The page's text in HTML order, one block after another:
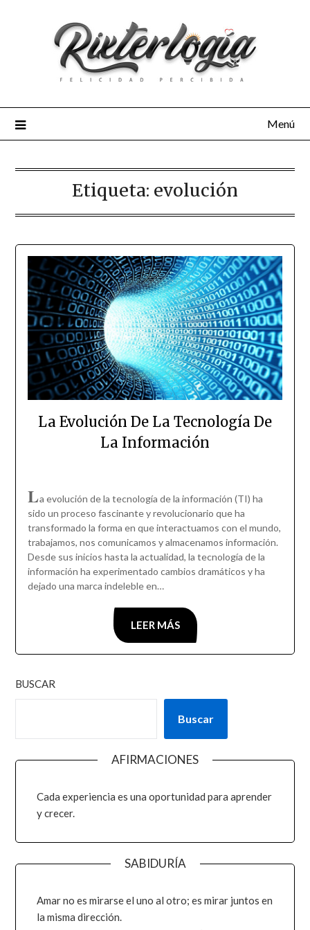
Menú
Etiqueta: evolución
La Evolución De La Tecnología De
La Información
La evolución de la tecnología de la información (TI) ha
sido un proceso fascinante y revolucionario que ha
transformado la forma en que interactuamos con el mundo,
trabajamos, nos comunicamos y almacenamos información.
Desde sus inicios hasta la actualidad, la tecnología de la
información ha experimentado cambios dramáticos y ha
dejado una marca indeleble en…
LEER MÁS
BUSCAR
Buscar
AFIRMACIONES
Cada experiencia es una oportunidad para aprender
y crecer.
SABIDURÍA
Amar no es mirarse el uno al otro; es mirar juntos en
la misma dirección.